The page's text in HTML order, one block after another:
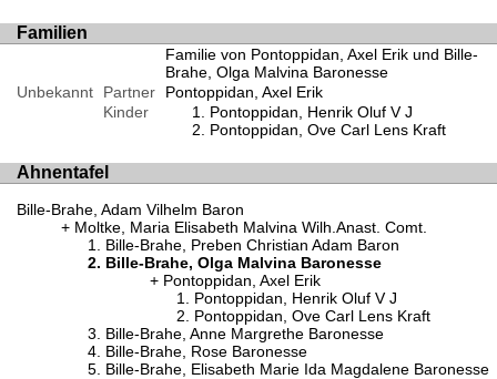
Familien
Familie von Pontoppidan, Axel Erik und Bille-
Brahe, Olga Malvina Baronesse
Unbekannt
Partner
Pontoppidan, Axel Erik
Kinder
Pontoppidan, Henrik Oluf V J
Pontoppidan, Ove Carl Lens Kraft
Ahnentafel
Bille-Brahe, Adam Vilhelm Baron
Moltke, Maria Elisabeth Malvina Wilh.Anast. Comt.
Bille-Brahe, Preben Christian Adam Baron
Bille-Brahe, Olga Malvina Baronesse
Pontoppidan, Axel Erik
Pontoppidan, Henrik Oluf V J
Pontoppidan, Ove Carl Lens Kraft
Bille-Brahe, Anne Margrethe Baronesse
Bille-Brahe, Rose Baronesse
Bille-Brahe, Elisabeth Marie Ida Magdalene Baronesse